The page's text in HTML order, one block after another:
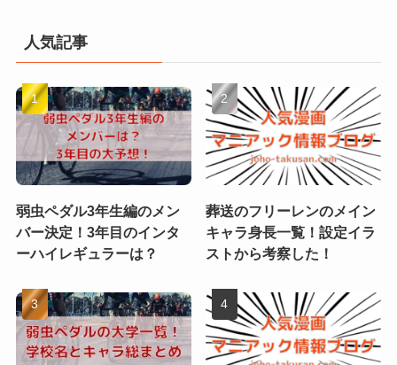
人気記事
弱虫ペダル3年生編のメン
バー決定！3年目のインタ
ーハイレギュラーは？
葬送のフリーレンのメイン
キャラ身長一覧！設定イラ
ストから考察した！